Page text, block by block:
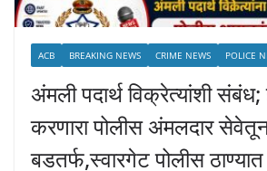
ACB BREAKING NEWS CRIME NEWS POLICE
अंमली पदार्थ विक्रेत्यांशी
करणारा पोलीस अंमलदार
बडतर्फ,स्वारगेट पोलीस